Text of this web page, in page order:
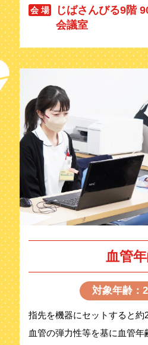
会 場
じばさんびる9階
会議室
血管
対象年齢：
指先を機器にセットすると約
血管の弾力性等を基に血管年